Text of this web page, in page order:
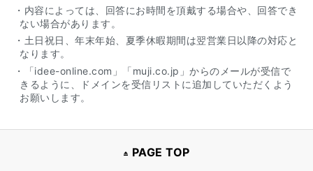
・内容によっては、回答にお時間を頂戴する場合や、回答でき
ない場合があります。
・土日祝日、年末年始、夏季休暇期間は翌営業日以降の対応と
なります。
・「idee-online.com」「muji.co.jp」からのメールが受信で
きるように、ドメインを受信リストに追加していただくよう
お願いします。
PAGE TOP